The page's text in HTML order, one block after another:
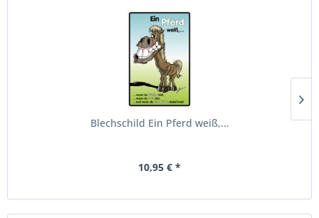
Blechschild Ein Pferd weiß,...
10,95 € *